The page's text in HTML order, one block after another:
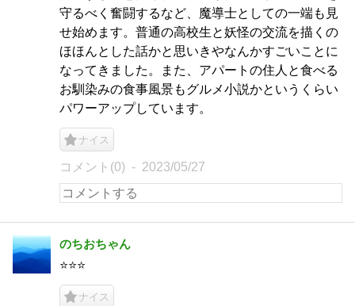
守るべく奮闘するなど、魔導士としての一端も見
せ始めます。普通の高校生と妖怪の交流を描くの
ほほんとした話かと思いきやなんかすごいことに
なってきました。また、アパートの住人と食べる
お馴染みの食事風景もグルメ小説かというくらい
パワーアップしています。
ナイス
コメント(0) 2023/05/27
のちおちゃん
⭐️⭐️⭐️
ナイス